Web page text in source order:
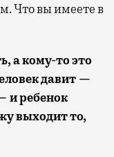
Что вы имеете в
а кому-то это
давит —
и ребенок
выходит то,